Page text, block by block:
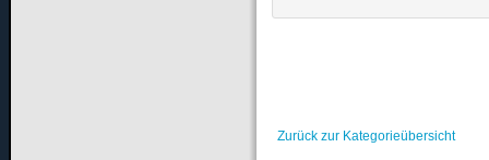
Zurück zur Kategorieübersicht